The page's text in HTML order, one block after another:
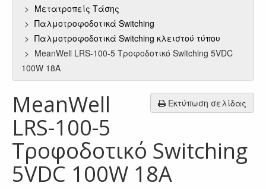
Μετατροπείς Τάσης
Παλμοτροφοδοτικά Switching
Παλμοτροφοδοτικά Switching κλειστού τύπου
MeanWell LRS-100-5 Τροφοδοτικό Switching 5VDC
100W 18A
Εκτύπωση σελίδας
MeanWell
LRS-100-5
Τροφοδοτικό Switching
5VDC 100W 18A